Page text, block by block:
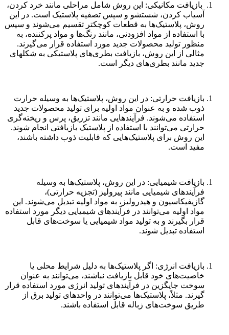
بازیافت مکانیکی: این روش شامل مراحلی مانند خرد کردن،
آسیاب کردن، شستشو و سپس تصفیه پلاستیک است. در این
روش، پلاستیک‌ها به قطعات کوچکتر تقسیم می‌شوند و سپس
با استفاده از مواد افزودنی، مانند رنگ‌ها و مواد پرکننده، به
منظور تولید محصولات جدید مورد استفاده قرار می‌گیرند.
مثالی از این روش، بازیافت بطری‌های پلاستیکی به شکلهای
جدید مانند بطری‌های دیگر است.
بازیافت حرارتی: در این روش، پلاستیک‌ها به وسیله حرارت
ذوب شده و به عنوان مواد اولیه برای تولید محصولات جدید
استفاده می‌شوند. فرآیندهایی مانند تزریق، پرس و ریخته‌گری
حرارتی می‌توانند با استفاده از پلاستیک بازیافتی انجام شوند.
این روش برای پلاستیک‌هایی که قابلیت ذوب داشته باشند،
مفید است.
بازیافت شیمیایی: در این روش، پلاستیک‌ها به وسیله
فرآیندهای شیمیایی مانند پیرولیز (تجزیه حرارتی)،
گازیفیکاسیون و هیدرولیز، به مواد اولیه تبدیل می‌شوند. این
مواد اولیه می‌توانند در فرآیندهای شیمیایی دیگر مورد استفاده
قرار بگیرند و به تولید مواد شیمیایی یا سوخت‌های قابل
استفاده تبدیل شوند.
بازیافت انرژی: اگر پلاستیک‌ها به دلیل شرایط محلی یا
خاصیت‌های خود قابل بازیافت نباشند، می‌توانند به عنوان
سوخت جایگزین در فرآیندهای تولید انرژی مورد استفاده قرار
گیرند. مثلاً، پلاستیک‌ها می‌توانند در واحدهای تولید برق از
طریق سوخت‌های زباله قابل استفاده باشند.